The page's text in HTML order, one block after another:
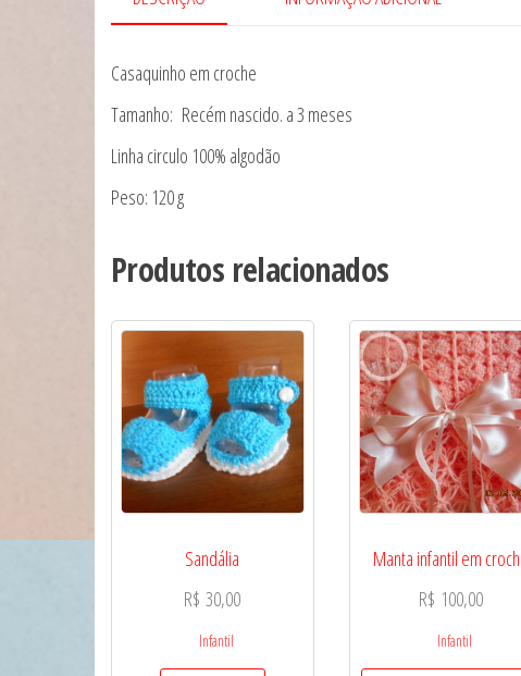
Casaquinho em croche
Tamanho: Recém nascido. a 3 meses
Linha circulo 100% algodão
Peso: 120 g
Produtos relacionados
Sandália
R$ 30,00
Infantil
Manta infantil em
R$ 100,00
Infantil